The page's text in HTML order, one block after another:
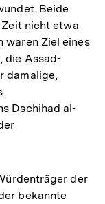
Beide
nicht etwa
waren Ziel eines
die Assad-
damalige,
Dschihad al-
der
bekannte